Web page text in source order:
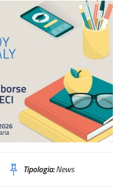
Tipologia:News